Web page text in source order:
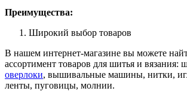
Преимущества:
Широкий выбор товаров
В нашем интернет-магазине вы можете
ассортимент товаров для шитья и
оверлоки, вышивальные машины, нитки,
ленты, пуговицы, молнии.